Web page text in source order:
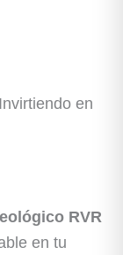
en
RVR
en tu